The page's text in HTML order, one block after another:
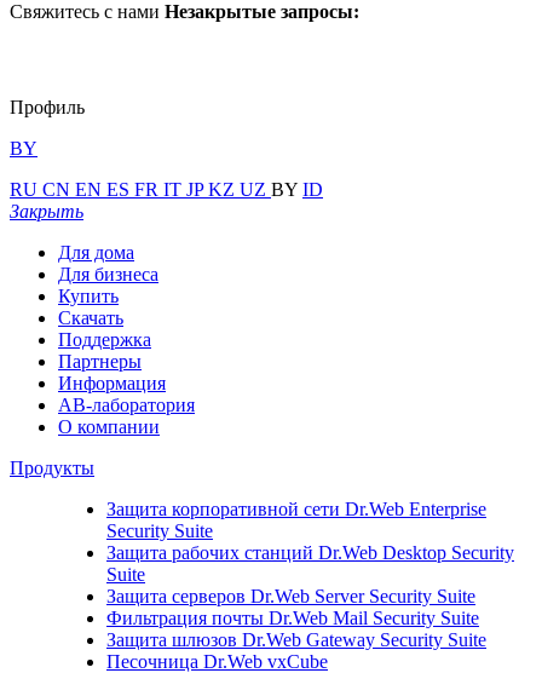
Свяжитесь с нами Незакрытые запросы:
Профиль
BY
RU CN EN ES FR IT JPKZ UZ BY ID
Закрыть
Для дома
Для бизнеса
Купить
Скачать
Поддержка
Партнеры
Информация
АВ-лаборатория
О компании
Продукты
Защита корпоративной сети Dr.Web Enterprise
Security Suite
Защита рабочих станций Dr.Web Desktop Security
Suite
Защита серверов Dr.Web Server Security Suite
Фильтрация почты Dr.Web Mail Security Suite
Защита шлюзов Dr.Web Gateway Security Suite
Песочница Dr.Web vxCube